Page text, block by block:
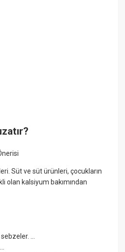
Süt ve süt ürünleri, çocukların
olan kalsiyum bakımından
...